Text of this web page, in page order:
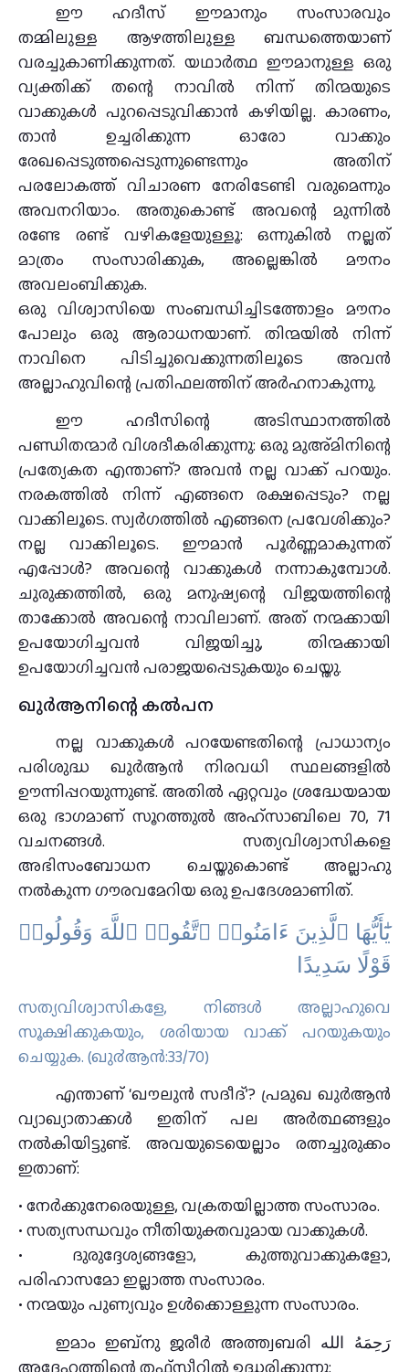
ഈ ഹദീസ് ഈമാനും സംസാരവും
തമ്മിലുള്ള ആഴത്തിലുള്ള ബന്ധത്തെയാണ്
വരച്ചുകാണിക്കുന്നത്. യഥാർത്ഥ ഈമാനുള്ള ഒരു
വ്യക്തിക്ക് തന്റെ നാവിൽ നിന്ന് തിന്മയുടെ
വാക്കുകൾ പുറപ്പെടുവിക്കാൻ കഴിയില്ല. കാരണം,
താൻ ഉച്ചരിക്കുന്ന ഓരോ വാക്കും
രേഖപ്പെടുത്തപ്പെടുന്നുണ്ടെന്നും അതിന്
പരലോകത്ത് വിചാരണ നേരിടേണ്ടി വരുമെന്നും
അവനറിയാം. അതുകൊണ്ട് അവന്റെ മുന്നിൽ
രണ്ടേ രണ്ട് വഴികളേയുള്ളൂ: ഒന്നുകിൽ നല്ലത്
മാത്രം സംസാരിക്കുക, അല്ലെങ്കിൽ മൗനം
അവലംബിക്കുക.
ഒരു വിശ്വാസിയെ സംബന്ധിച്ചിടത്തോളം മൗനം
പോലും ഒരു ആരാധനയാണ്. തിന്മയിൽ നിന്ന്
നാവിനെ പിടിച്ചുവെക്കുന്നതിലൂടെ അവൻ
അല്ലാഹുവിന്റെ പ്രതിഫലത്തിന് അർഹനാകുന്നു.
ഈ ഹദീസിന്റെ അടിസ്ഥാനത്തിൽ
പണ്ഡിതന്മാർ വിശദീകരിക്കുന്നു: ഒരു മുഅ്മിനിന്റെ
പ്രത്യേകത എന്താണ്? അവൻ നല്ല വാക്ക് പറയും.
നരകത്തിൽ നിന്ന് എങ്ങനെ രക്ഷപ്പെടും? നല്ല
വാക്കിലൂടെ. സ്വർഗത്തിൽ എങ്ങനെ പ്രവേശിക്കും?
നല്ല വാക്കിലൂടെ. ഈമാൻ പൂർണ്ണമാകുന്നത്
എപ്പോൾ? അവന്റെ വാക്കുകൾ നന്നാകുമ്പോൾ.
ചുരുക്കത്തിൽ, ഒരു മനുഷ്യന്റെ വിജയത്തിന്റെ
താക്കോൽ അവന്റെ നാവിലാണ്. അത് നന്മക്കായി
ഉപയോഗിച്ചവൻ വിജയിച്ചു, തിന്മക്കായി
ഉപയോഗിച്ചവൻ പരാജയപ്പെടുകയും ചെയ്തു.
ഖുർആനിന്റെ കൽപന
നല്ല വാക്കുകൾ പറയേണ്ടതിന്റെ പ്രാധാന്യം
പരിശുദ്ധ ഖുർആൻ നിരവധി സ്ഥലങ്ങളിൽ
ഊന്നിപ്പറയുന്നുണ്ട്. അതിൽ ഏറ്റവും ശ്രദ്ധേയമായ
ഒരു ഭാഗമാണ് സൂറത്തുൽ അഹ്സാബിലെ 70, 71
വചനങ്ങൾ. സത്യവിശ്വാസികളെ
അഭിസംബോധന ചെയ്തുകൊണ്ട് അല്ലാഹു
നൽകുന്ന ഗൗരവമേറിയ ഒരു ഉപദേശമാണിത്.
يَٰٓأَيُّهَا ٱلَّذِينَ ءَامَنُوا۟ ٱتَّقُوا۟ ٱللَّهَ وَقُولُوا۟
قَوْلًا سَدِيدًا
സത്യവിശ്വാസികളേ, നിങ്ങള്‍ അല്ലാഹുവെ
സൂക്ഷിക്കുകയും, ശരിയായ വാക്ക് പറയുകയും
ചെയ്യുക. (ഖു൪ആന്‍:33/70)
എന്താണ് ‘ഖൗലുൻ സദീദ്’? പ്രമുഖ ഖുർആൻ
വ്യാഖ്യാതാക്കൾ ഇതിന് പല അർത്ഥങ്ങളും
നൽകിയിട്ടുണ്ട്. അവയുടെയെല്ലാം രത്നച്ചുരുക്കം
ഇതാണ്:
• നേർക്കുനേരെയുള്ള, വക്രതയില്ലാത്ത സംസാരം.
• സത്യസന്ധവും നീതിയുക്തവുമായ വാക്കുകൾ.
• ദുരുദ്ദേശ്യങ്ങളോ, കുത്തുവാക്കുകളോ,
പരിഹാസമോ ഇല്ലാത്ത സംസാരം.
• നന്മയും പുണ്യവും ഉൾക്കൊള്ളുന്ന സംസാരം.
ഇമാം ഇബ്നു ജരീർ അത്ത്വബരി رَحِمَهُ الله
അദ്ദേഹത്തിന്റെ തഫ്സീറിൽ ഉദ്ധരിക്കുന്നു: